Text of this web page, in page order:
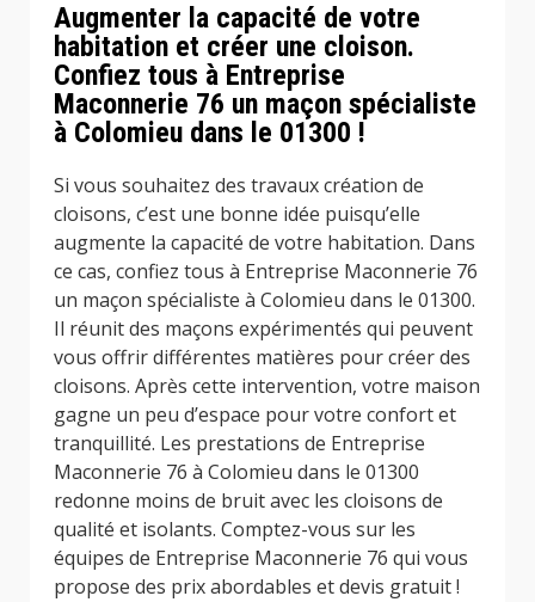
Augmenter la capacité de votre
habitation et créer une cloison.
Confiez tous à Entreprise
Maconnerie 76 un maçon spécialiste
à Colomieu dans le 01300 !
Si vous souhaitez des travaux création de
cloisons, c’est une bonne idée puisqu’elle
augmente la capacité de votre habitation. Dans
ce cas, confiez tous à Entreprise Maconnerie 76
un maçon spécialiste à Colomieu dans le 01300.
Il réunit des maçons expérimentés qui peuvent
vous offrir différentes matières pour créer des
cloisons. Après cette intervention, votre maison
gagne un peu d’espace pour votre confort et
tranquillité. Les prestations de Entreprise
Maconnerie 76 à Colomieu dans le 01300
redonne moins de bruit avec les cloisons de
qualité et isolants. Comptez-vous sur les
équipes de Entreprise Maconnerie 76 qui vous
propose des prix abordables et devis gratuit !